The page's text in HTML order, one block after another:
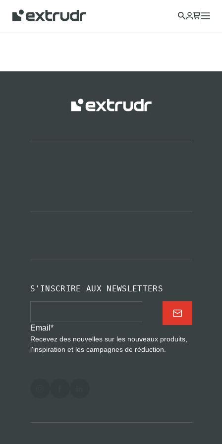
S'INSCRIRE AUX NEWSLETTERS
Email *
Recevez des nouvelles sur les nouveaux produits,
l'inspiration et les campagnes de réduction.